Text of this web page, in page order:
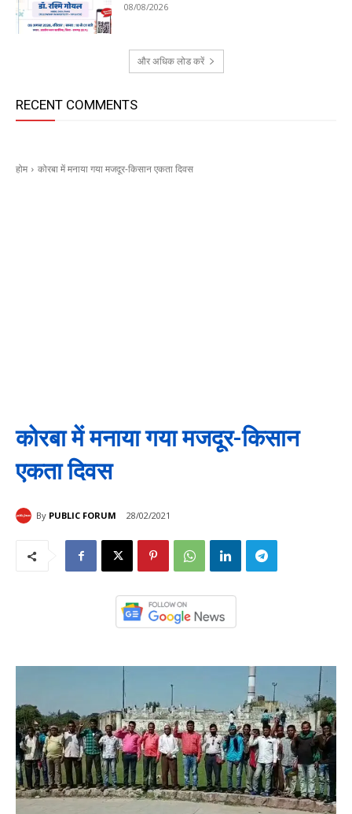
08/08/2026
और अधिक लोड करें
RECENT COMMENTS